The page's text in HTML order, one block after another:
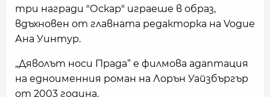
три награди "Оскар" играеше в образ,
вдъхновен от главната редакторка на Vogue
Ана Уинтур.
„Дяволът носи Прада“ е филмова адаптация
на едноименния роман на Лорън Уайзбъргър
от 2003 година.